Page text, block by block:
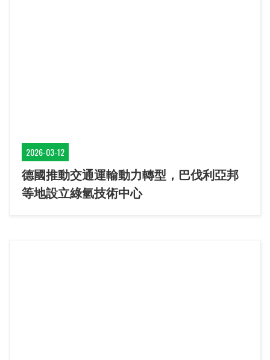
2026-03-12
德國推動交通運輸動力轉型，巴伐利亞邦
等地設立綠氫技術中心